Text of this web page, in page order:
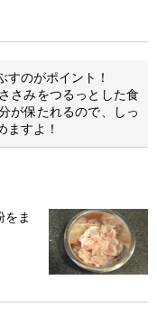
すのがポイント！
さみをつるっとした食
が保たれるので、しっ
ますよ！
をま